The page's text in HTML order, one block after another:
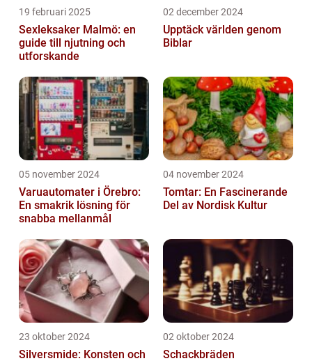
19 februari 2025
Sexleksaker Malmö: en
guide till njutning och
utforskande
02 december 2024
Upptäck världen genom
Biblar
05 november 2024
Varuautomater i Örebro:
En smakrik lösning för
snabba mellanmål
04 november 2024
Tomtar: En Fascinerande
Del av Nordisk Kultur
23 oktober 2024
Silversmide: Konsten och
02 oktober 2024
Schackbräden